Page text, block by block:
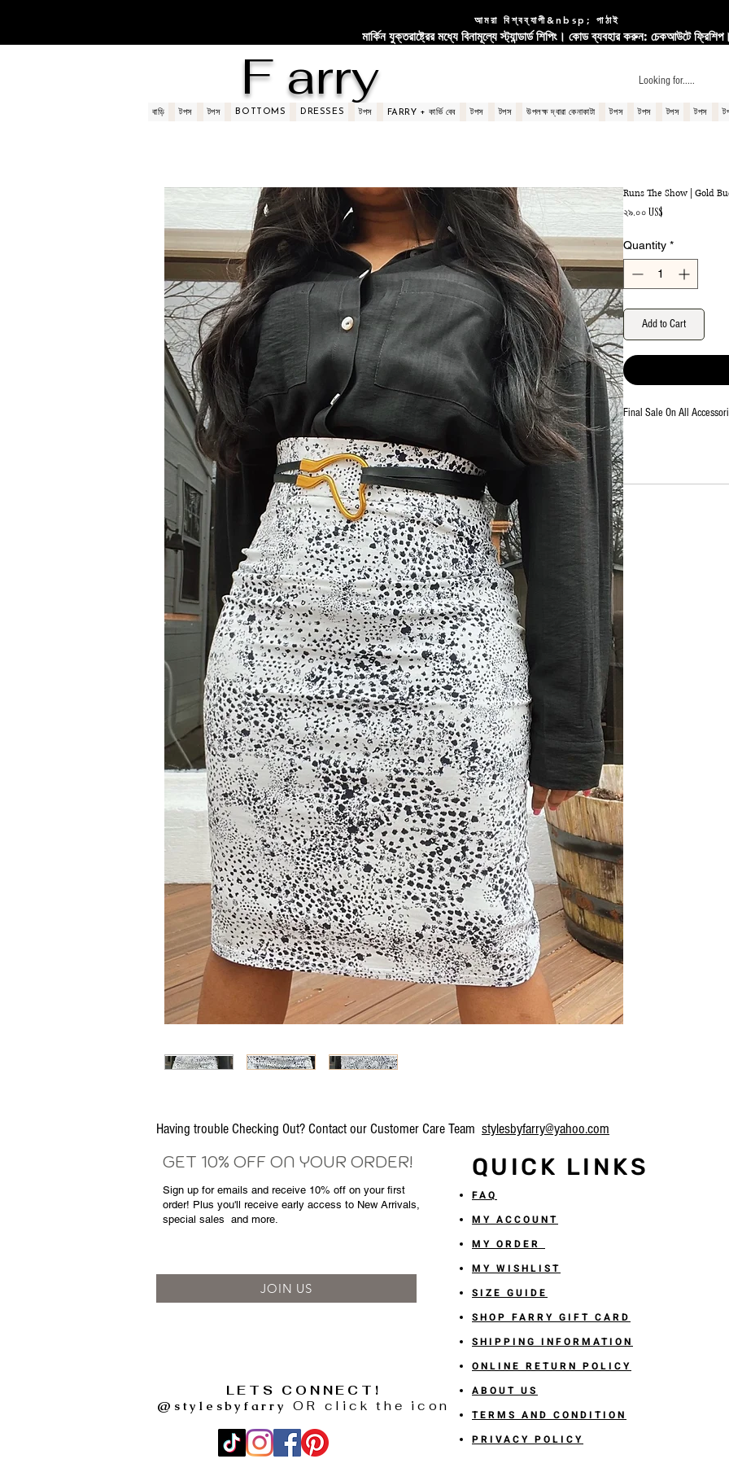
আমরা বিশ্বব্যাপী&nbsp; পাঠাই
মার্কিন যুক্তরাষ্ট্রের মধ্যে বিনামূল্যে স্ট্যান্ডার্ড শিপিং। কোড ব্যবহার করুন: চেকআউটে ফ্রিশিপ।
F arry
বাড়ি টপস টপস BOTTOMS DRESSES টপস FARRY + কার্ভি বেব টপস টপস উপলক্ষ দ্বারা কেনাকাটা টপস টপস টপস টপস
Runs The Show | Gold
২৯.০০ US$
Quantity *
Add to Cart
Final Sale On All
Having trouble Checking Out? Contact our Customer Care Team stylesbyfarry@yahoo.com
GET 10% OFF ON YOUR ORDER! QUICK LINKS
Sign up for emails and receive 10% off on your first
order! Plus you'll receive early access to New Arrivals,
special sales and more.
JOIN US
LETS CONNECT!
@stylesbyfarry
OR click the icon
FAQ
MY ACCOUNT
MY ORDER
MY WISHLIST
SIZE GUIDE
SHOP FARRY GIFT CARD
SHIPPING INFORMATION
ONLINE RETURN POLICY
ABOUT US
TERMS AND CONDITION
PRIVACY POLICY